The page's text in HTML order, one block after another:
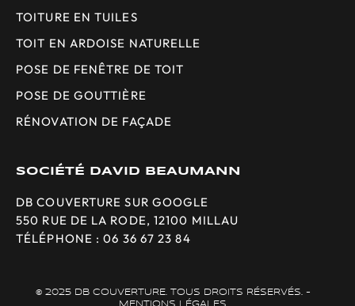
TOITURE EN TUILES
TOIT EN ARDOISE NATURELLE
POSE DE FENÊTRE DE TOIT
POSE DE GOUTTIÈRE
RÉNOVATION DE FAÇADE
SOCIÉTÉ DAVID BEAUMANN
DB COUVERTURE SUR GOOGLE
550 RUE DE LA RODE, 12100 MILLAU
TÉLÉPHONE : 06 36 67 23 84
© 2025 DB COUVERTURE. TOUS DROITS RÉSERVÉS. -
MENTIONS LÉGALES